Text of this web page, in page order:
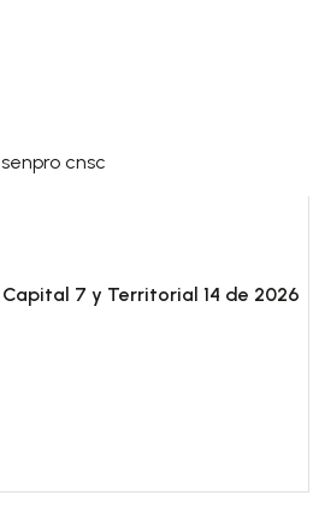
7 y Territorial 14 de 2026